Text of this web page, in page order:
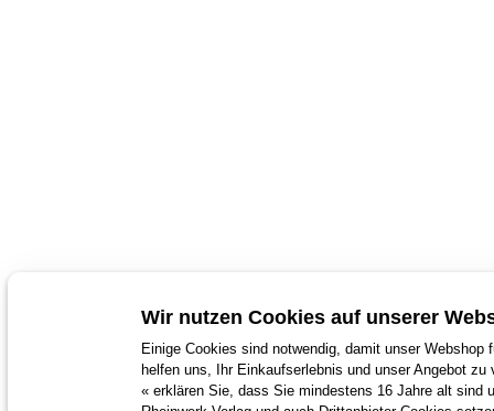
Wir nutzen Cookies auf unserer
Einige Cookies sind notwendig, damit unser Webshop
helfen uns, Ihr Einkaufserlebnis und unser Angebot
« erklären Sie, dass Sie mindestens 16 Jahre alt sind